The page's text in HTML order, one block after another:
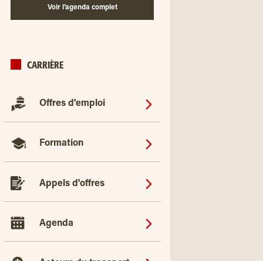
Voir l’agenda complet
CARRIÈRE
Offres d'emploi
Formation
Appels d'offres
Agenda